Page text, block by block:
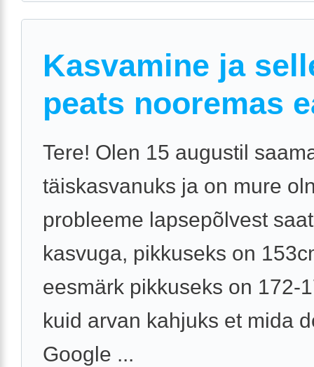
Kasvamine ja
peats nooremas
Tere! Olen 15 augustil
täiskasvanuks ja on mure
probleeme lapsepõlvest
kasvuga, pikkuseks on
eesmärk pikkuseks on 172-
kuid arvan kahjuks et mida
Google ...